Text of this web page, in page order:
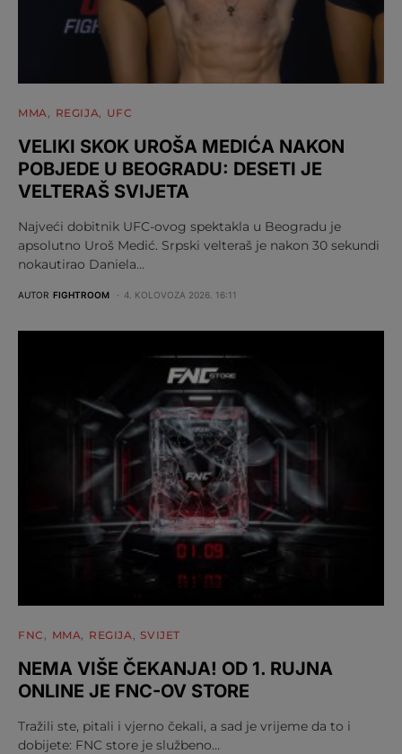
MMA REGIJA UFC
VELIKI SKOK UROŠA MEDIĆA NAKON
POBJEDE U BEOGRADU: DESETI JE
VELTERAŠ SVIJETA
Najveći dobitnik UFC-ovog spektakla u Beogradu je
apsolutno Uroš Medić. Srpski velteraš je nakon 30 sekundi
nokautirao Daniela…
AUTOR FIGHTROOM 4. KOLOVOZA 2026. 16:11
FNC MMA REGIJA SVIJET
NEMA VIŠE ČEKANJA! OD 1. RUJNA
ONLINE JE FNC-OV STORE
Tražili ste, pitali i vjerno čekali, a sad je vrijeme da to i
dobijete: FNC store je službeno…